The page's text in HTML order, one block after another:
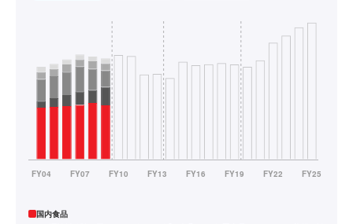
国内食品